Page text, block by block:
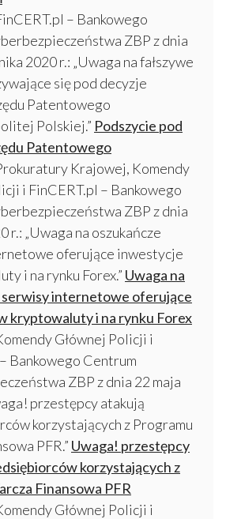
– Bankowego
ZBP z dnia
2020 r.: „Uwaga na fałszywe
się pod decyzje
Patentowego
Polskiej.” Podszycie pod
Patentowego
Krajowej, Komendy
i FinCERT.pl – Bankowego
ZBP z dnia
r.: „Uwaga na oszukańcze
oferujące inwestycje
i na rynku Forex.” Uwaga na
serwisy internetowe oferujące
kryptowaluty i na rynku Forex
Głównej Policji i
Bankowego Centrum
ZBP z dnia 22 maja
przestępcy atakują
korzystających z Programu
PFR.” Uwaga! przestępcy
korzystających z
Finansowa PFR
Głównej Policji i